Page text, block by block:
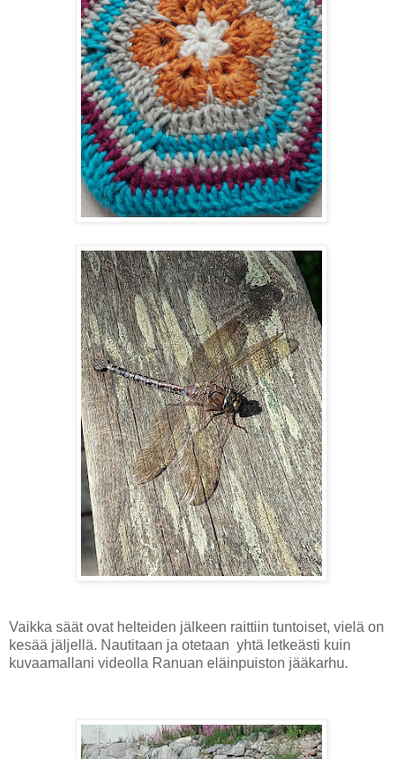
Vaikka säät ovat helteiden jälkeen raittiin tuntoiset, vielä on
kesää jäljellä. Nautitaan ja otetaan yhtä letkeästi kuin
kuvaamallani videolla Ranuan eläinpuiston jääkarhu.